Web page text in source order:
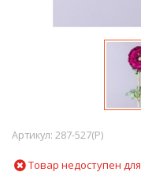
Артикул: 287-527(P)
Товар недоступен